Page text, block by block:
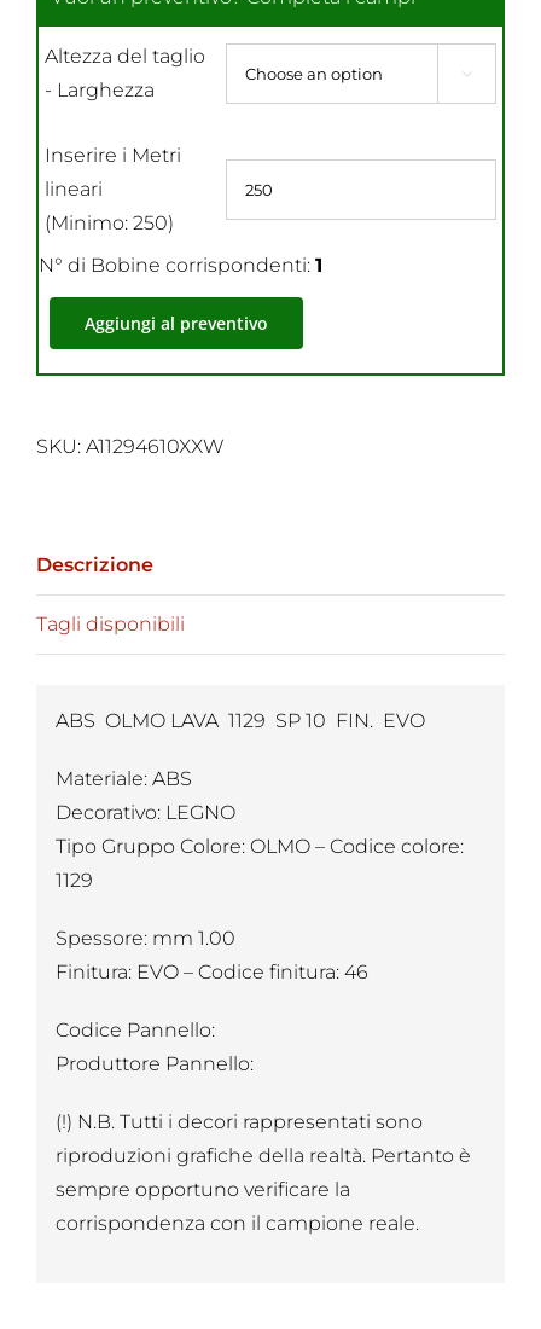
Altezza del taglio
- Larghezza

Inserire i Metri
lineari
(Minimo: 250)
N° di Bobine corrispondenti: 1
Aggiungi al preventivo
SKU: A11294610XXW
Descrizione
Tagli disponibili
ABS OLMO LAVA 1129 SP 10 FIN. EVO
Materiale: ABS
Decorativo: LEGNO
Tipo Gruppo Colore: OLMO – Codice colore:
1129
Spessore: mm 1.00
Finitura: EVO – Codice finitura: 46
Codice Pannello:
Produttore Pannello:
(!) N.B. Tutti i decori rappresentati sono
riproduzioni grafiche della realtà. Pertanto è
sempre opportuno verificare la
corrispondenza con il campione reale.